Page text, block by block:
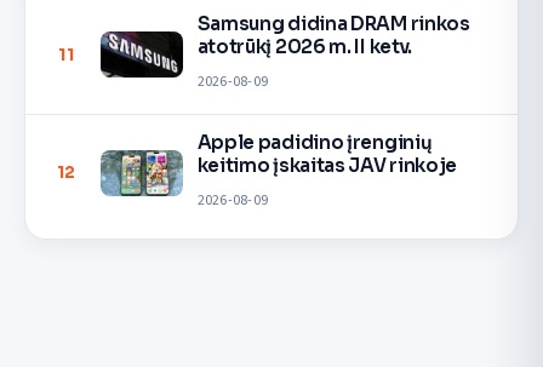
11
Samsung didina DRAM rinkos
atotrūkį 2026 m. II ketv.
2026-08-09
12
Apple padidino įrenginių
keitimo įskaitas JAV rinkoje
2026-08-09